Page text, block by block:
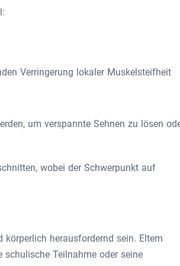
Verringerung lokaler Muskelsteifheit
um verspannte Sehnen zu lösen
wobei der Schwerpunkt auf
herausfordernd sein. Eltern
Teilnahme oder seine